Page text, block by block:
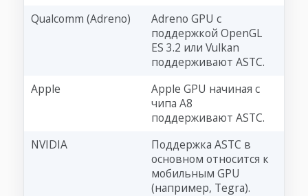
Qualcomm (Adreno)
Adreno GPU с
поддержкой OpenGL
ES 3.2 или Vulkan
поддерживают ASTC.
Apple
Apple GPU начиная с
чипа A8
поддерживают ASTC.
NVIDIA
Поддержка ASTC в
основном относится к
мобильным GPU
(например, Tegra).